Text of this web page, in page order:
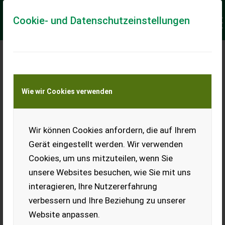
Cookie- und Datenschutzeinstellungen
Wie wir Cookies verwenden
Wir können Cookies anfordern, die auf Ihrem
Gerät eingestellt werden. Wir verwenden
Cookies, um uns mitzuteilen, wenn Sie
unsere Websites besuchen, wie Sie mit uns
interagieren, Ihre Nutzererfahrung
verbessern und Ihre Beziehung zu unserer
Website anpassen.
Meine Transportkostenanfrage
Transport von Land- und Baumaschinen –
KEINE Tiertransporte
Ladeort
Ort